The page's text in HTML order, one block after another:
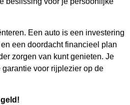
Een auto is een investering
een doordacht financieel plan
zorgen van kunt genieten. Je
voor rijplezier op de